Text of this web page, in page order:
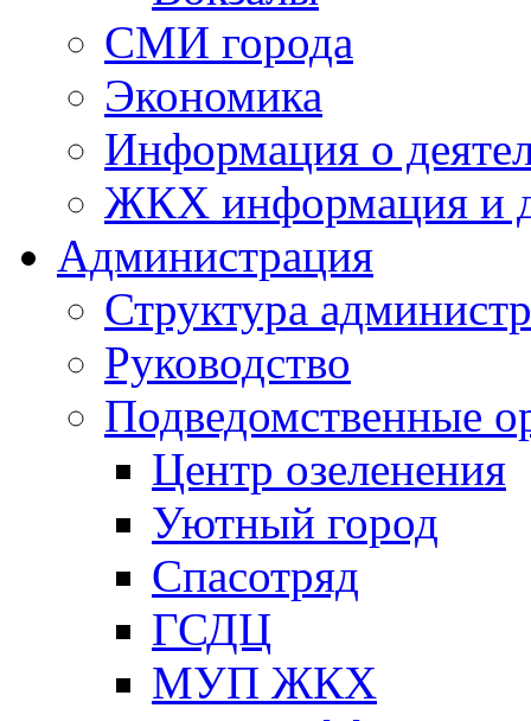
СМИ города
Экономика
Информация о
ЖКХ информация и
Администрация
Структура
Руководство
Подведомственные
Центр озеленения
Уютный город
Спасотряд
ГСДЦ
МУП ЖКХ